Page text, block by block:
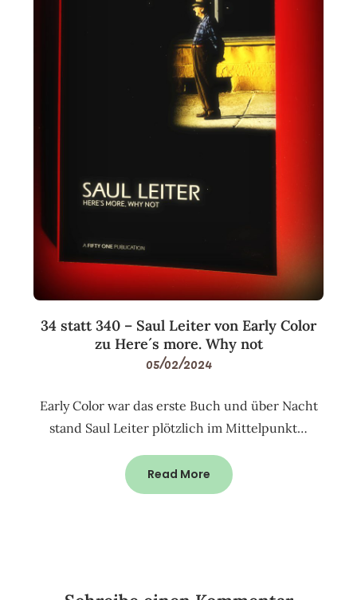
34 statt 340 – Saul Leiter von Early Color
zu Here´s more. Why not
05/02/2024
Early Color war das erste Buch und über Nacht
stand Saul Leiter plötzlich im Mittelpunkt…
Read More